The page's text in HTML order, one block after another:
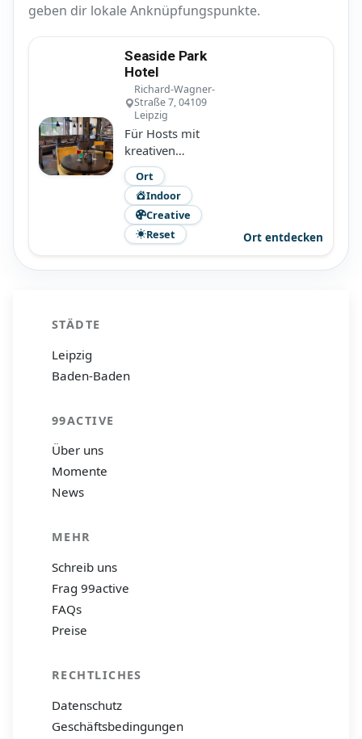
geben dir lokale Anknüpfungspunkte.
Seaside Park
Hotel
Richard-Wagner-
Straße 7, 04109
Leipzig
Für Hosts mit
kreativen
Tischideen, denen
oft nur der
passende Raum
fehlt. Ruhig,
zentral und
naheliegend.
Ort
Indoor
Creative
Reset
Ort entdecken